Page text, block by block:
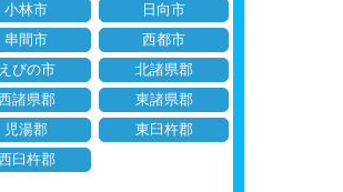
小林市
日向市
串間市
西都市
えびの市
北諸県郡
諸県郡
東諸県郡
児湯郡
東臼杵郡
臼杵郡